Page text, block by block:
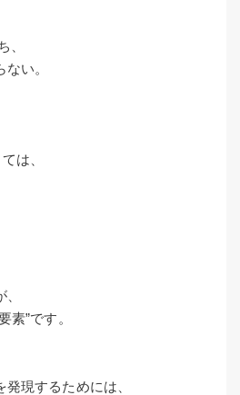
、
い。
は、
素”です。
現するためには、